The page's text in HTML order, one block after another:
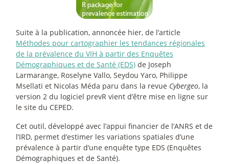
Suite à la publication, annoncée hier, de l’article
Méthodes pour cartographier les tendances régionales
de la prévalence du VIH à partir des Enquêtes
Démographiques et de Santé (EDS) de Joseph
Larmarange, Roselyne Vallo, Seydou Yaro, Philippe
Msellati et Nicolas Méda paru dans la revue Cybergeo, la
version 2 du logiciel prevR vient d’être mise en ligne sur
le site du CEPED.
Cet outil, développé avec l’appui financier de l’ANRS et de
l’IRD, permet d’estimer les variations spatiales d’une
prévalence à partir d’une enquête type EDS (Enquêtes
Démographiques et de Santé).